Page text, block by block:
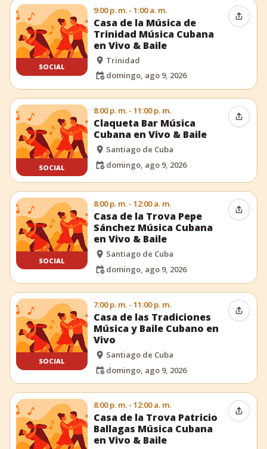
SOCIAL
9:00 p. m. - 1:00 a. m.
Casa de la Música de
Trinidad Música Cubana
en Vivo & Baile
Trinidad
domingo, ago 9, 2026
SOCIAL
8:00 p. m. - 11:00 p. m.
Claqueta Bar Música
Cubana en Vivo & Baile
Santiago de Cuba
domingo, ago 9, 2026
SOCIAL
8:00 p. m. - 12:00 a. m.
Casa de la Trova Pepe
Sánchez Música Cubana
en Vivo & Baile
Santiago de Cuba
domingo, ago 9, 2026
SOCIAL
7:00 p. m. - 11:00 p. m.
Casa de las Tradiciones
Música y Baile Cubano en
Vivo
Santiago de Cuba
domingo, ago 9, 2026
8:00 p. m. - 12:00 a. m.
Casa de la Trova Patricio
Ballagas Música Cubana
en Vivo & Baile